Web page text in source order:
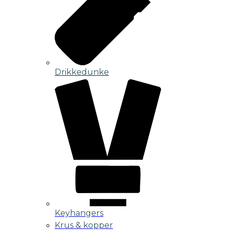
Drikkedunke
Keyhangers
Krus & kopper